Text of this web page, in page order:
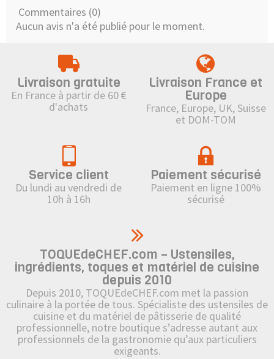
Commentaires (0)
Aucun avis n'a été publié pour le moment.
Livraison gratuite
En France à partir de 60 €
d'achats
Livraison France et
Europe
France, Europe, UK, Suisse
et DOM-TOM
Service client
Du lundi au vendredi de
10h à 16h
Paiement sécurisé
Paiement en ligne 100%
sécurisé
TOQUEdeCHEF.com – Ustensiles,
ingrédients, toques et matériel de cuisine
depuis 2010
Depuis 2010, TOQUEdeCHEF.com met la passion
culinaire à la portée de tous. Spécialiste des ustensiles de
cuisine et du matériel de pâtisserie de qualité
professionnelle, notre boutique s’adresse autant aux
professionnels de la gastronomie qu’aux particuliers
exigeants.